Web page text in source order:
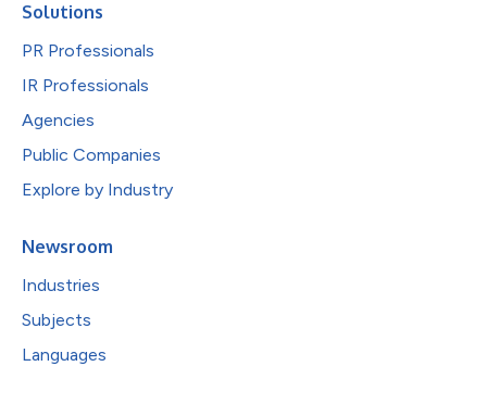
Solutions
PR Professionals
IR Professionals
Agencies
Public Companies
Explore by Industry
Newsroom
Industries
Subjects
Languages